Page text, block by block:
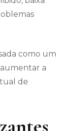
como um
a
de